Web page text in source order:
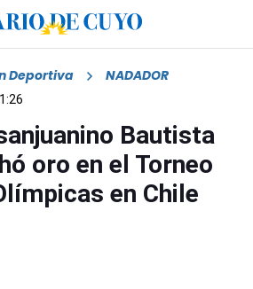
Deportiva NADADOR
Bautista
oro en el Torneo
en Chile